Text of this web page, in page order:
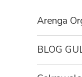
Arenga
BLOG